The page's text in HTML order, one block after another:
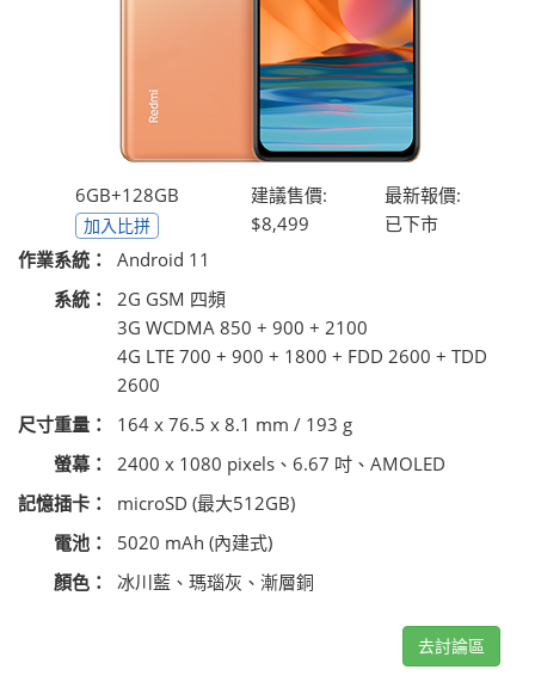
6GB+128GB
加入比拼
建議售價:
$8,499
最新報價:
已下市
作業系統：
Android 11
系統：
2G GSM 四頻
3G WCDMA 850 + 900 + 2100
4G LTE 700 + 900 + 1800 + FDD 2600 + TDD
2600
尺寸重量：
164 x 76.5 x 8.1 mm / 193 g
螢幕：
2400 x 1080 pixels、6.67 吋、AMOLED
記憶插卡：
microSD (最大512GB)
電池：
5020 mAh (內建式)
顏色：
冰川藍、瑪瑙灰、漸層銅
去討論區